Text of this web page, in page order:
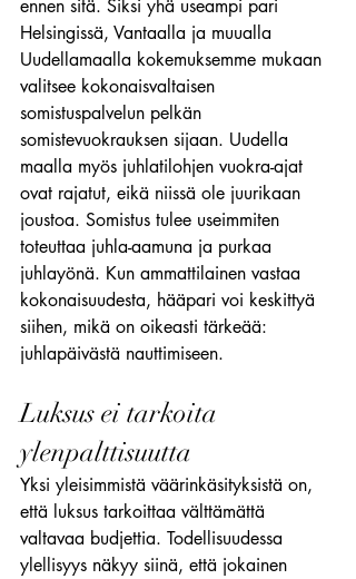
ennen sitä. Siksi yhä useampi pari
Helsingissä, Vantaalla ja muualla
Uudellamaalla kokemuksemme mukaan
valitsee kokonaisvaltaisen
somistuspalvelun pelkän
somistevuokrauksen sijaan. Uudella
maalla myös juhlatilohjen vuokra-ajat
ovat rajatut, eikä niissä ole juurikaan
joustoa. Somistus tulee useimmiten
toteuttaa juhla-aamuna ja purkaa
juhlayönä. Kun ammattilainen vastaa
kokonaisuudesta, hääpari voi keskittyä
siihen, mikä on oikeasti tärkeää:
juhlapäivästä nauttimiseen.
Luksus ei tarkoita
ylenpalttisuutta
Yksi yleisimmistä väärinkäsityksistä on,
että luksus tarkoittaa välttämättä
valtavaa budjettia. Todellisuudessa
ylellisyys näkyy siinä, että jokainen